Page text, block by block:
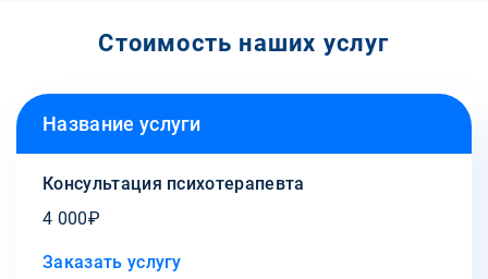
Стоимость наших услуг
Название услуги
Консультация психотерапевта
4 000₽
Заказать услугу